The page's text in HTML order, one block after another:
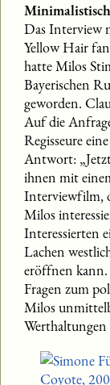
Das Interview
Yellow Hair
hatte Milos
Bayerischen
geworden.
Auf die
Regisseure
Antwort:
ihnen mit
Interviewfilm,
Milos
Interessierten
Lachen
eröffnen kann.
Fragen zum
Milos